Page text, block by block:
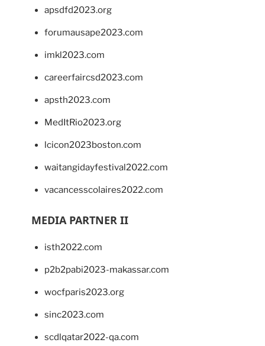
apsdfd2023.org
forumausape2023.com
imkl2023.com
careerfaircsd2023.com
apsth2023.com
MedItRio2023.org
lcicon2023boston.com
waitangidayfestival2022.com
vacancesscolaires2022.com
MEDIA PARTNER II
isth2022.com
p2b2pabi2023-makassar.com
wocfparis2023.org
sinc2023.com
scdlqatar2022-qa.com